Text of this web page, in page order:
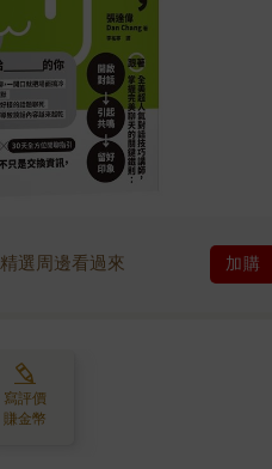
選周邊看過來 加購
寫評價
賺金幣